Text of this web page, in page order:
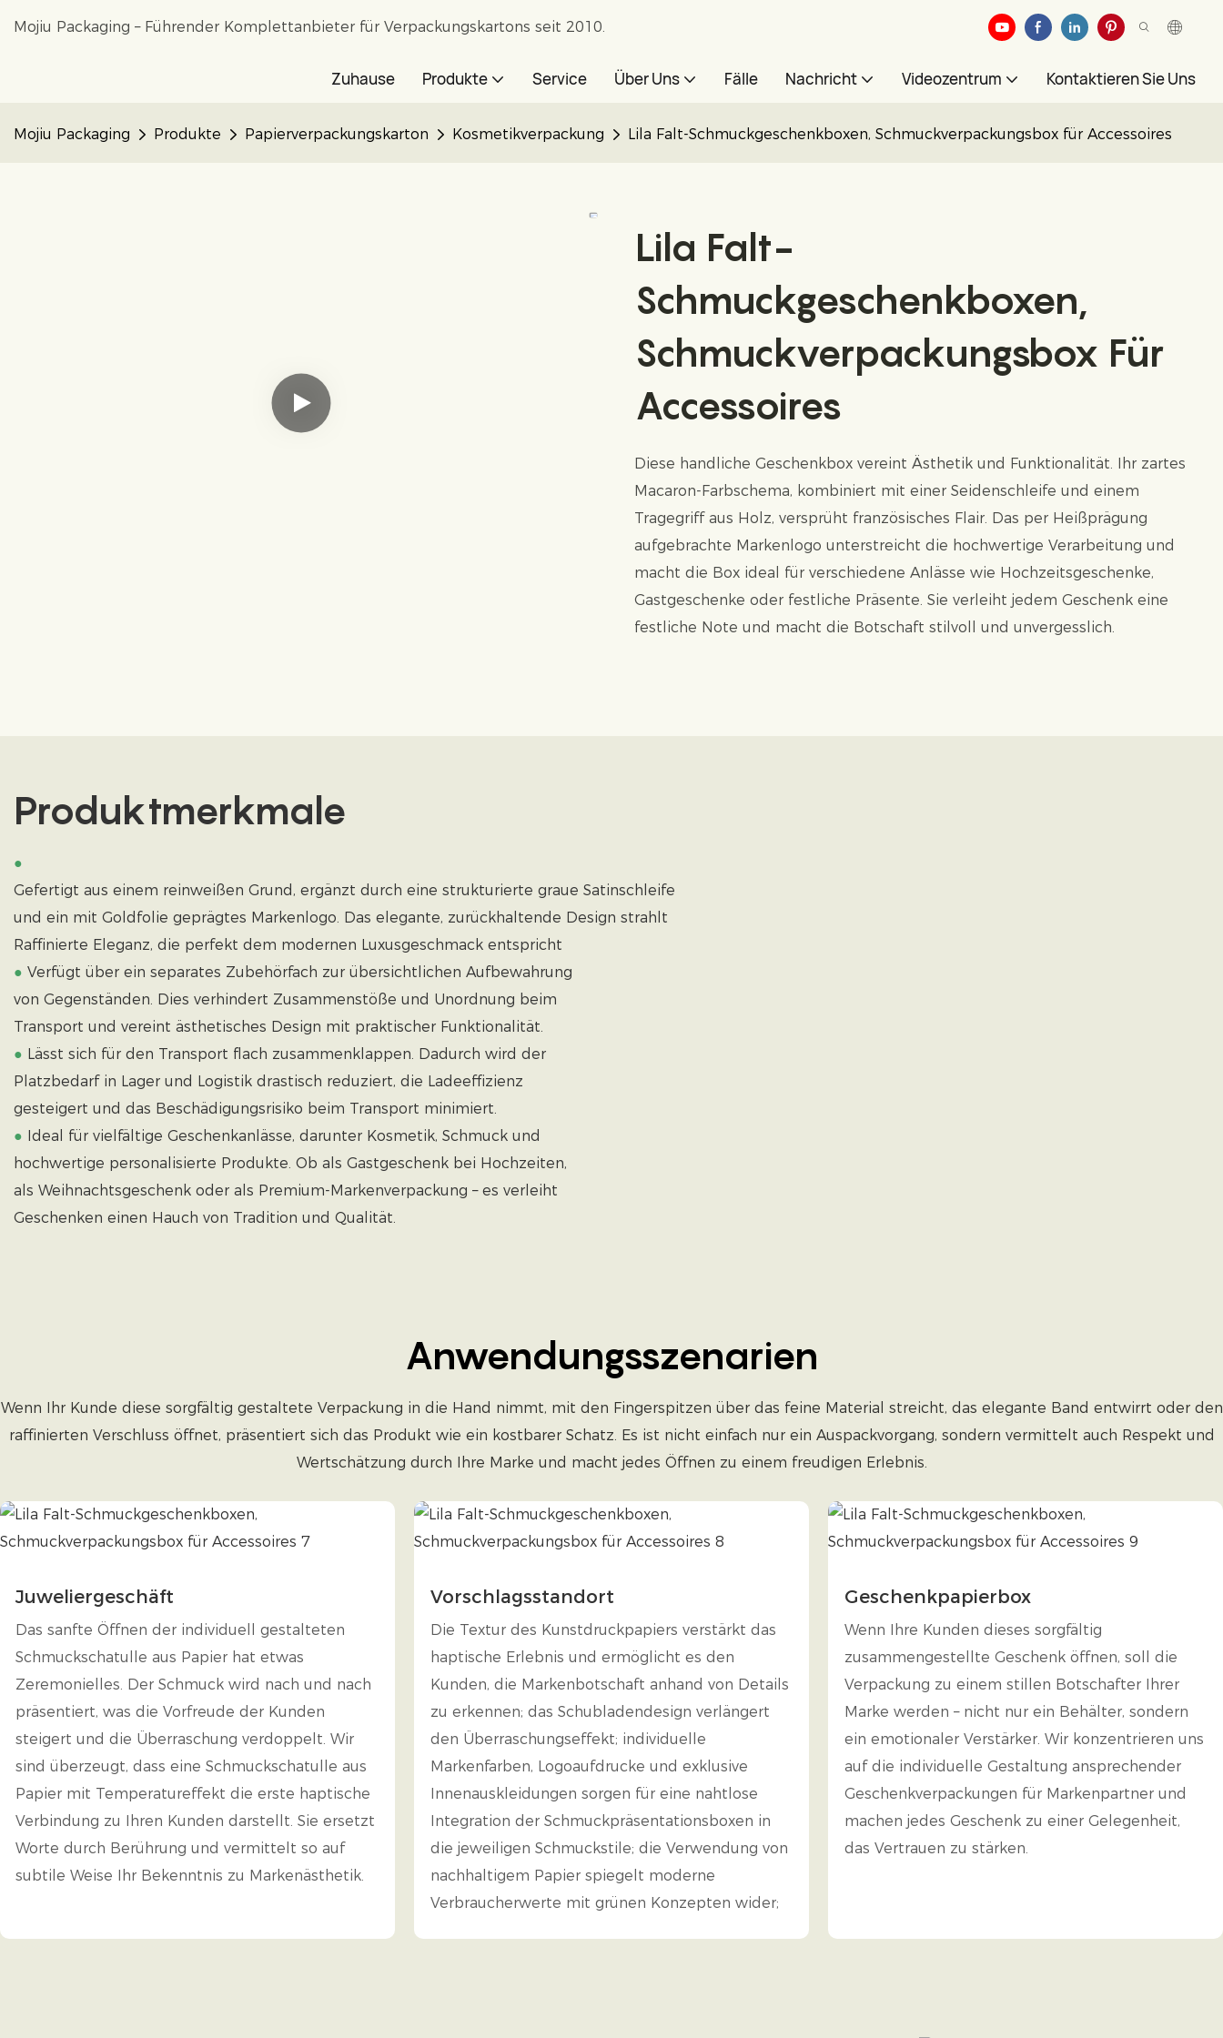
Mojiu Packaging – Führender Komplettanbieter für Verpackungskartons seit 2010.
Zuhause Produkte Service Über Uns Fälle Nachricht Videozentrum Kontaktieren Sie Uns
Mojiu Packaging Produkte Papierverpackungskarton Kosmetikverpackung Lila Falt-Schmuckgeschenkboxen, Schmuckverpackungsbox für Accessoires
Lila Falt-
Schmuckgeschenkboxen,
Schmuckverpackungsbox Für
Accessoires
Diese handliche Geschenkbox vereint Ästhetik und Funktionalität. Ihr zartes
Macaron-Farbschema, kombiniert mit einer Seidenschleife und einem
Tragegriff aus Holz, versprüht französisches Flair. Das per Heißprägung
aufgebrachte Markenlogo unterstreicht die hochwertige Verarbeitung und
macht die Box ideal für verschiedene Anlässe wie Hochzeitsgeschenke,
Gastgeschenke oder festliche Präsente. Sie verleiht jedem Geschenk eine
festliche Note und macht die Botschaft stilvoll und unvergesslich.
Produktmerkmale
●
Gefertigt aus einem reinweißen Grund, ergänzt durch eine strukturierte graue Satinschleife
und ein mit Goldfolie geprägtes Markenlogo. Das elegante, zurückhaltende Design strahlt
Raffinierte Eleganz, die perfekt dem modernen Luxusgeschmack entspricht
● Verfügt über ein separates Zubehörfach zur übersichtlichen Aufbewahrung
von Gegenständen. Dies verhindert Zusammenstöße und Unordnung beim
Transport und vereint ästhetisches Design mit praktischer Funktionalität.
● Lässt sich für den Transport flach zusammenklappen. Dadurch wird der
Platzbedarf in Lager und Logistik drastisch reduziert, die Ladeeffizienz
gesteigert und das Beschädigungsrisiko beim Transport minimiert.
● Ideal für vielfältige Geschenkanlässe, darunter Kosmetik, Schmuck und
hochwertige personalisierte Produkte. Ob als Gastgeschenk bei Hochzeiten,
als Weihnachtsgeschenk oder als Premium-Markenverpackung – es verleiht
Geschenken einen Hauch von Tradition und Qualität.
Anwendungsszenarien
Wenn Ihr Kunde diese sorgfältig gestaltete Verpackung in die Hand nimmt, mit den Fingerspitzen über das feine Material streicht, das elegante Band entwirrt oder den
raffinierten Verschluss öffnet, präsentiert sich das Produkt wie ein kostbarer Schatz. Es ist nicht einfach nur ein Auspackvorgang, sondern vermittelt auch Respekt und
Wertschätzung durch Ihre Marke und macht jedes Öffnen zu einem freudigen Erlebnis.
Juweliergeschäft
Das sanfte Öffnen der individuell gestalteten
Schmuckschatulle aus Papier hat etwas
Zeremonielles. Der Schmuck wird nach und nach
präsentiert, was die Vorfreude der Kunden
steigert und die Überraschung verdoppelt. Wir
sind überzeugt, dass eine Schmuckschatulle aus
Papier mit Temperatureffekt die erste haptische
Verbindung zu Ihren Kunden darstellt. Sie ersetzt
Worte durch Berührung und vermittelt so auf
subtile Weise Ihr Bekenntnis zu Markenästhetik.
Vorschlagsstandort
Die Textur des Kunstdruckpapiers verstärkt das
haptische Erlebnis und ermöglicht es den
Kunden, die Markenbotschaft anhand von Details
zu erkennen; das Schubladendesign verlängert
den Überraschungseffekt; individuelle
Markenfarben, Logoaufdrucke und exklusive
Innenauskleidungen sorgen für eine nahtlose
Integration der Schmuckpräsentationsboxen in
die jeweiligen Schmuckstile; die Verwendung von
nachhaltigem Papier spiegelt moderne
Verbraucherwerte mit grünen Konzepten wider;
Geschenkpapierbox
Wenn Ihre Kunden dieses sorgfältig
zusammengestellte Geschenk öffnen, soll die
Verpackung zu einem stillen Botschafter Ihrer
Marke werden – nicht nur ein Behälter, sondern
ein emotionaler Verstärker. Wir konzentrieren uns
auf die individuelle Gestaltung ansprechender
Geschenkverpackungen für Markenpartner und
machen jedes Geschenk zu einer Gelegenheit,
das Vertrauen zu stärken.